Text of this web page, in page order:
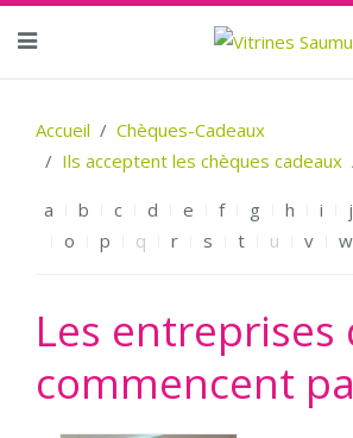
Accueil
Chèques-Cadeaux
Ils acceptent les chèques cadeaux
a b c d e f g h i j
o
p q r s t u v w
Les entreprises
commencent